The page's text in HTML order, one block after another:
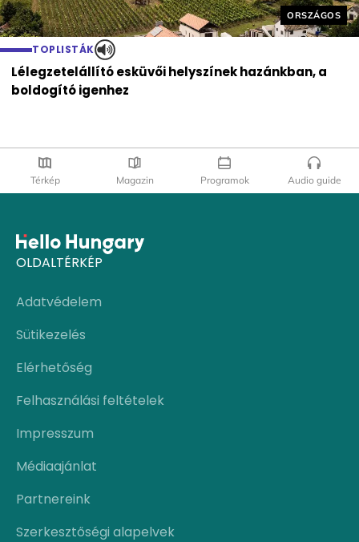
Helyszín
ORSZÁGOS
TOPLISTÁK
Lélegzetelállító esküvői helyszínek hazánkban, a
boldogító igenhez
Térkép Magazin Programok Audio guide
OLDALTÉRKÉP
Adatvédelem
Sütikezelés
Elérhetőség
Felhasználási feltételek
Impresszum
Médiaajánlat
Partnereink
Szerkesztőségi alapelvek